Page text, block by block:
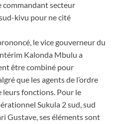
commandant secteur
kivu pour ne cité
le vice gouverneur du
Kalonda Mbulu a
être combiné pour
que les agents de l’ordre
leurs fonctions. Pour le
Sukula 2 sud, sud
Gustave, ses éléments sont